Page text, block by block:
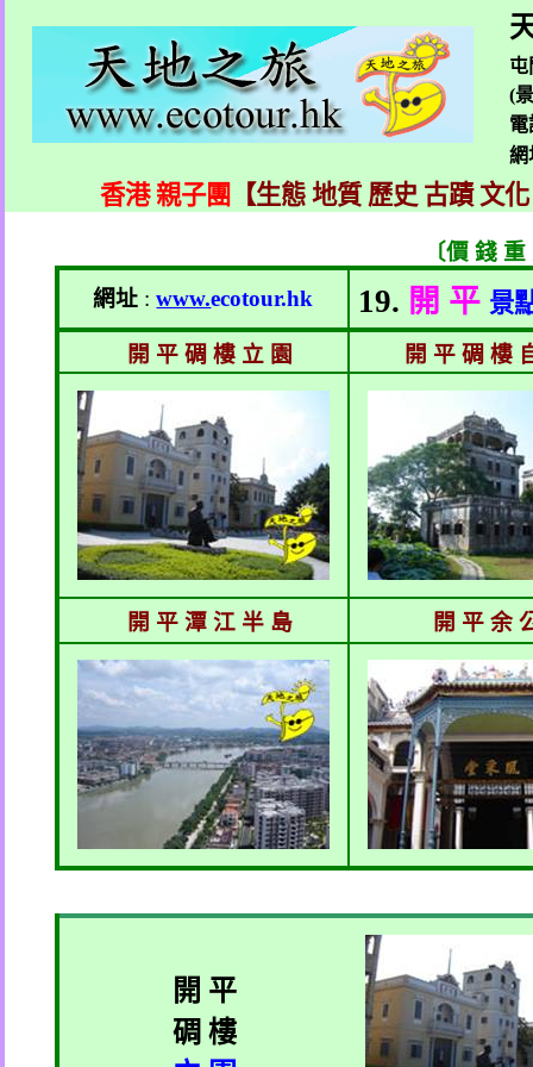
屯
(
電
香港 親子團 【生態 地質 歷史 古蹟 文
〔價 錢
網址 : www.ecotour.hk 19. 開 平 景
開 平 碉 樓 立 園 開 平 碉 樓
開 平 潭 江 半 島 開 平 余
開 平
碉 樓